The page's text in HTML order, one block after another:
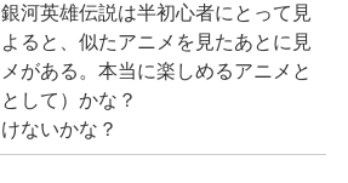
河英雄伝説は半初心者にとって見
ると、似たアニメを見たあとに見
がある。本当に楽しめるアニメと
して）かな？
ないかな？